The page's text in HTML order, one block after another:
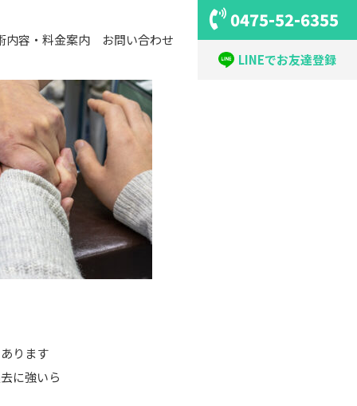
0475-52-6355
LINEでお友達登録
内容・料金案内 お問い合わせ
ります
に強いら